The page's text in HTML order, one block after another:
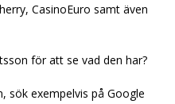
CasinoEuro samt även
för att se vad den har?
sök exempelvis på Google